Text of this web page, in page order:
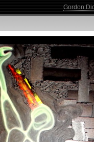
Gordon